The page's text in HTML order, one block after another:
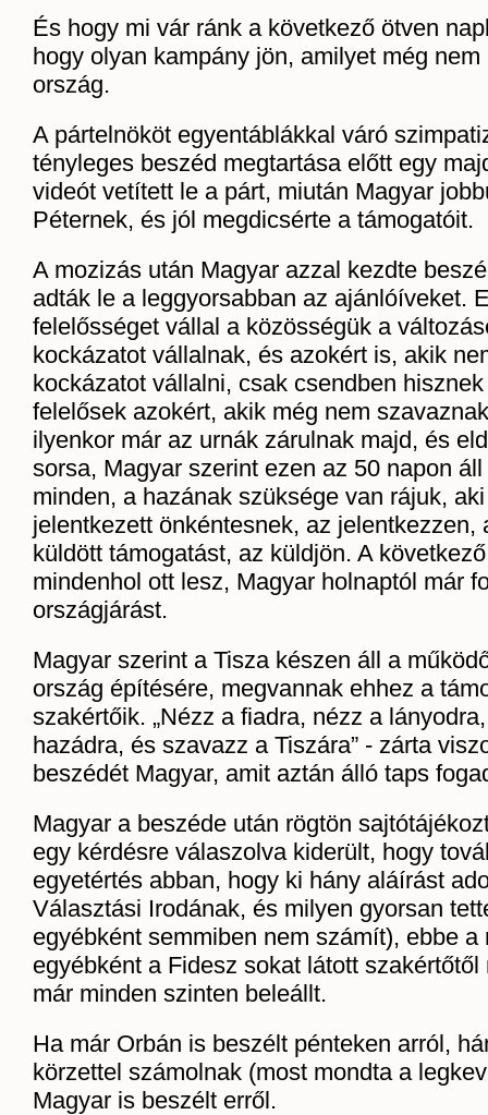
És hogy mi vár ránk a következő ötven
hogy olyan kampány jön, amilyet még
ország.
A pártelnököt egyentáblákkal váró
tényleges beszéd megtartása előtt egy
videót vetített le a párt, miután Magyar
Péternek, és jól megdicsérte a támogatóit.
A mozizás után Magyar azzal kezdte
adták le a leggyorsabban az ajánlóíveket.
felelősséget vállal a közösségük a
kockázatot vállalnak, és azokért is, akik
kockázatot vállalni, csak csendben
felelősek azokért, akik még nem
ilyenkor már az urnák zárulnak majd, és
sorsa, Magyar szerint ezen az 50 napon
minden, a hazának szüksége van rájuk,
jelentkezett önkéntesnek, az jelentkezzen,
küldött támogatást, az küldjön. A
mindenhol ott lesz, Magyar holnaptól már
országjárást.
Magyar szerint a Tisza készen áll a
ország építésére, megvannak ehhez a
szakértőik. „Nézz a fiadra, nézz a
hazádra, és szavazz a Tiszára” - zárta
beszédét Magyar, amit aztán álló taps
Magyar a beszéde után rögtön
egy kérdésre válaszolva kiderült, hogy
egyetértés abban, hogy ki hány aláírást
Választási Irodának, és milyen gyorsan
egyébként semmiben nem számít), ebbe a
egyébként a Fidesz sokat látott
már minden szinten beleállt.
Ha már Orbán is beszélt pénteken arról,
körzettel számolnak (most mondta a
Magyar is beszélt erről.